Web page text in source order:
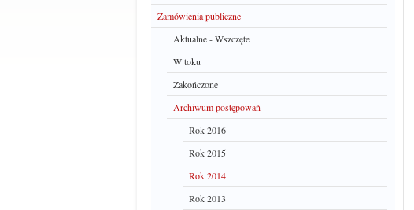
Zamówienia publiczne
Aktualne - Wszczęte
W toku
Zakończone
Archiwum postępowań
Rok 2016
Rok 2015
Rok 2014
Rok 2013